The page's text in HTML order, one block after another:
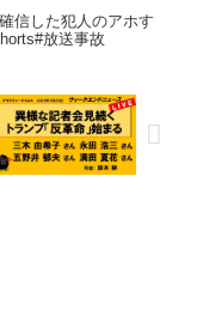
信した犯人のアホす
放送事故